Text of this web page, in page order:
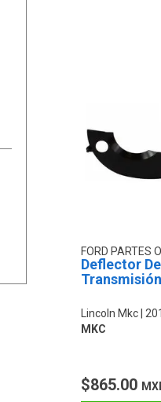
FORD PARTES
Deflector
Lincoln Mkc
MKC
$865.00